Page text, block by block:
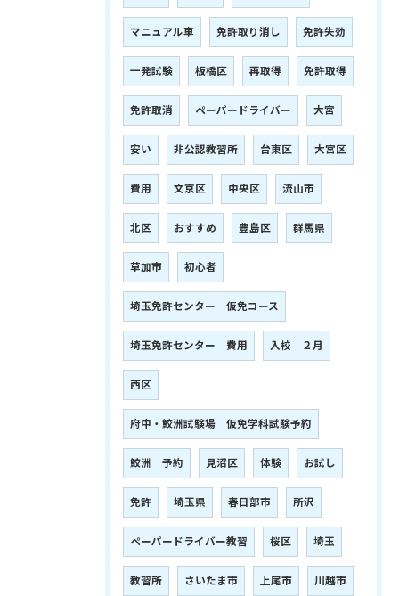
マニュアル車 免許取り消し 免許失効
一発試験 板橋区 再取得 免許取得
免許取消 ペーパードライバー 大宮
安い 非公認教習所 台東区 大宮区
費用 文京区 中央区 流山市
北区 おすすめ 豊島区 群馬県
草加市 初心者
埼玉免許センター 仮免コース
埼玉免許センター 費用 入校 ２月
西区
府中・鮫洲試験場 仮免学科試験予約
鮫洲 予約 見沼区 体験 お試し
免許 埼玉県 春日部市 所沢
ペーパードライバー教習 桜区 埼玉
教習所 さいたま市 上尾市 川越市